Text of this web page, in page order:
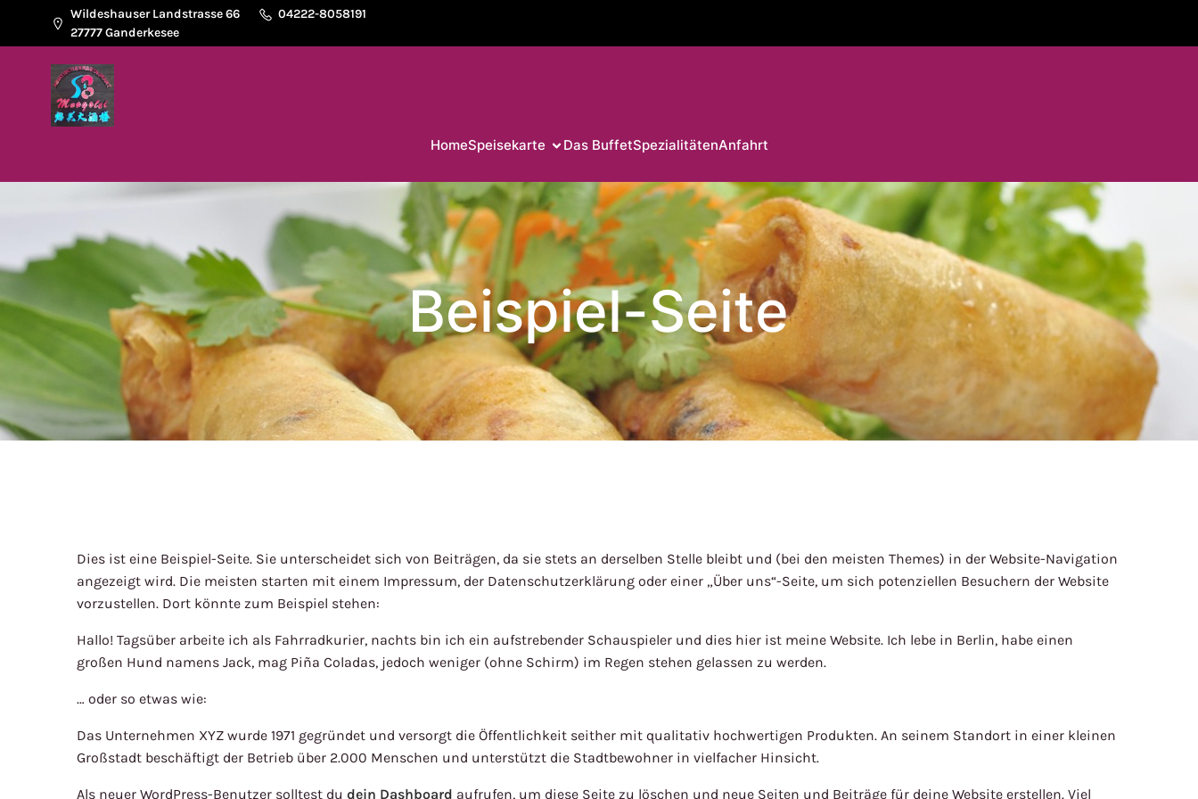
Wildeshauser Landstrasse 66
27777 Ganderkesee
04222-8058191
HomeSpeisekarte Das BuffetSpezialitätenAnfahrt
Beispiel-Seite
Dies ist eine Beispiel-Seite. Sie unterscheidet sich von Beiträgen, da sie stets an derselben Stelle bleibt und (bei den meisten Themes) in der Website-Navigation
angezeigt wird. Die meisten starten mit einem Impressum, der Datenschutzerklärung oder einer „Über uns“-Seite, um sich potenziellen Besuchern der Website
vorzustellen. Dort könnte zum Beispiel stehen:
Hallo! Tagsüber arbeite ich als Fahrradkurier, nachts bin ich ein aufstrebender Schauspieler und dies hier ist meine Website. Ich lebe in Berlin, habe einen
großen Hund namens Jack, mag Piña Coladas, jedoch weniger (ohne Schirm) im Regen stehen gelassen zu werden.
… oder so etwas wie:
Das Unternehmen XYZ wurde 1971 gegründet und versorgt die Öffentlichkeit seither mit qualitativ hochwertigen Produkten. An seinem Standort in einer kleinen
Großstadt beschäftigt der Betrieb über 2.000 Menschen und unterstützt die Stadtbewohner in vielfacher Hinsicht.
Als neuer WordPress-Benutzer solltest du dein Dashboard aufrufen, um diese Seite zu löschen und neue Seiten und Beiträge für deine Website erstellen. Viel